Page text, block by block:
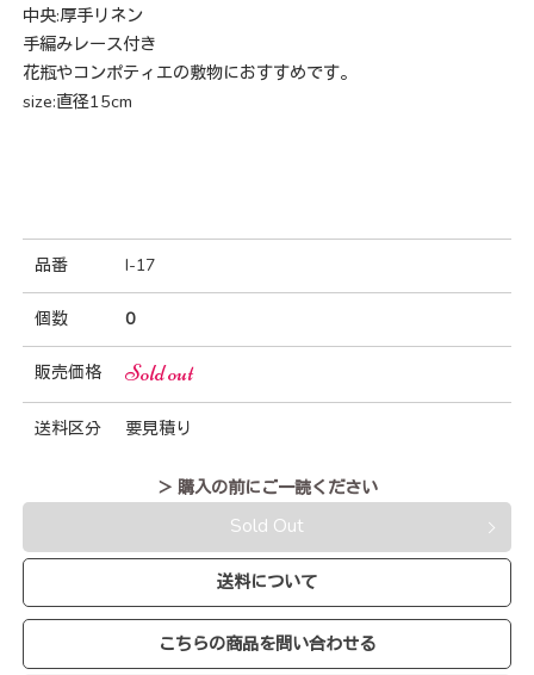
中央:厚手リネン
手編みレース付き
花瓶やコンポティエの敷物におすすめです。
size:直径15cm
品番 I-17
個数 0
販売価格 Sold out
送料区分 要見積り
＞ 購入の前にご一読ください
Sold Out
送料について
こちらの商品を問い合わせる